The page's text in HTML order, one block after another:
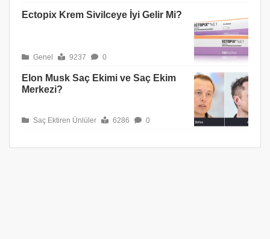
Ectopix Krem Sivilceye İyi Gelir Mi?
Genel 9237 0
Elon Musk Saç Ekimi ve Saç Ekim
Merkezi?
Saç Ektiren Ünlüler 6286 0